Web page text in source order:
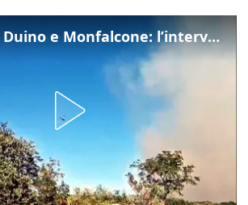
Incendio tra Duino e Monfalcone: l’intervento dei vigili del fuoco